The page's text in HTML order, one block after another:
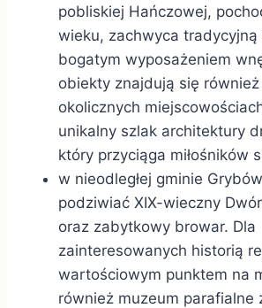
pobliskiej Hańczowej,
wieku, zachwyca
bogatym wyposażeniem
obiekty znajdują się
okolicznych
unikalny szlak architektury
który przyciąga miłośników
w nieodległej gminie
podziwiać XIX-wieczny
oraz zabytkowy browar. Dla
zainteresowanych historią
wartościowym punktem na
również muzeum parafialne